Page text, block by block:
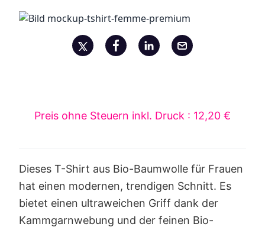
Preis ohne Steuern inkl. Druck : 12,20 €
Dieses T-Shirt aus Bio-Baumwolle für Frauen
hat einen modernen, trendigen Schnitt. Es
bietet einen ultraweichen Griff dank der
Kammgarnwebung und der feinen Bio-